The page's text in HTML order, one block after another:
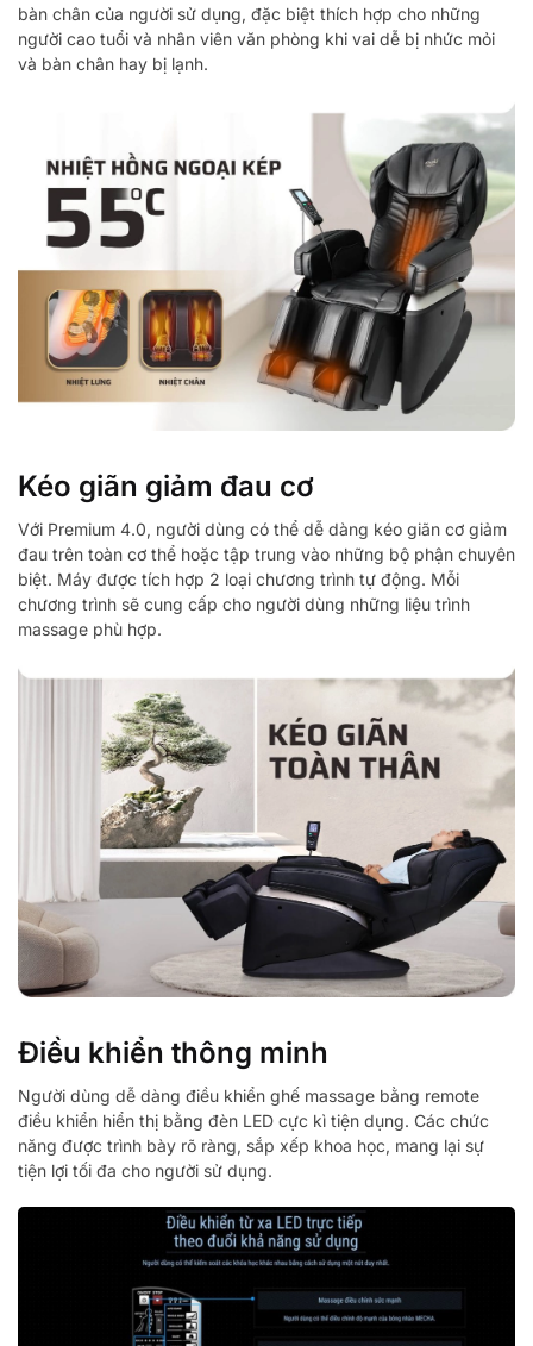
bàn chân của người sử dụng, đặc biệt thích hợp cho những
người cao tuổi và nhân viên văn phòng khi vai dễ bị nhức mỏi
và bàn chân hay bị lạnh.
Kéo giãn giảm đau cơ
Với Premium 4.0, người dùng có thể dễ dàng kéo giãn cơ giảm
đau trên toàn cơ thể hoặc tập trung vào những bộ phận chuyên
biệt. Máy được tích hợp 2 loại chương trình tự động. Mỗi
chương trình sẽ cung cấp cho người dùng những liệu trình
massage phù hợp.
Điều khiển thông minh
Người dùng dễ dàng điều khiển ghế massage bằng remote
điều khiển hiển thị bằng đèn LED cực kì tiện dụng. Các chức
năng được trình bày rõ ràng, sắp xếp khoa học, mang lại sự
tiện lợi tối đa cho người sử dụng.